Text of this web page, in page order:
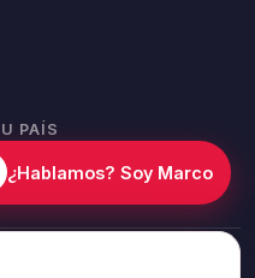
PAÍS
¿Hablamos? Soy Marco